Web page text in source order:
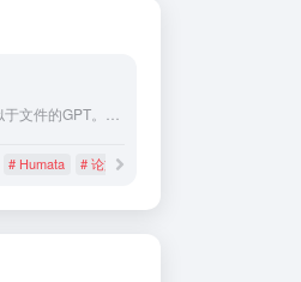
# Humata # 论文助手